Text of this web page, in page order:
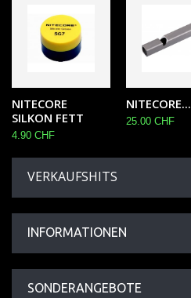
NITECORE
SILKON FETT
4.90 CHF
NITECORE...
25.00 CHF
VERKAUFSHITS
INFORMATIONEN
SONDERANGEBOTE